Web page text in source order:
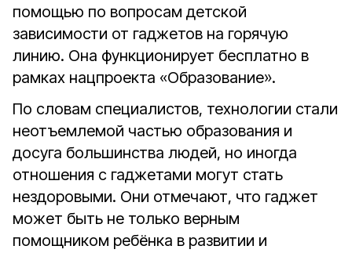
помощью по вопросам детской
зависимости от гаджетов на горячую
линию. Она функционирует бесплатно в
рамках нацпроекта «Образование».
По словам специалистов, технологии стали
неотъемлемой частью образования и
досуга большинства людей, но иногда
отношения с гаджетами могут стать
нездоровыми. Они отмечают, что гаджет
может быть не только верным
помощником ребёнка в развитии и